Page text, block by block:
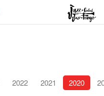
2022 2021 2020